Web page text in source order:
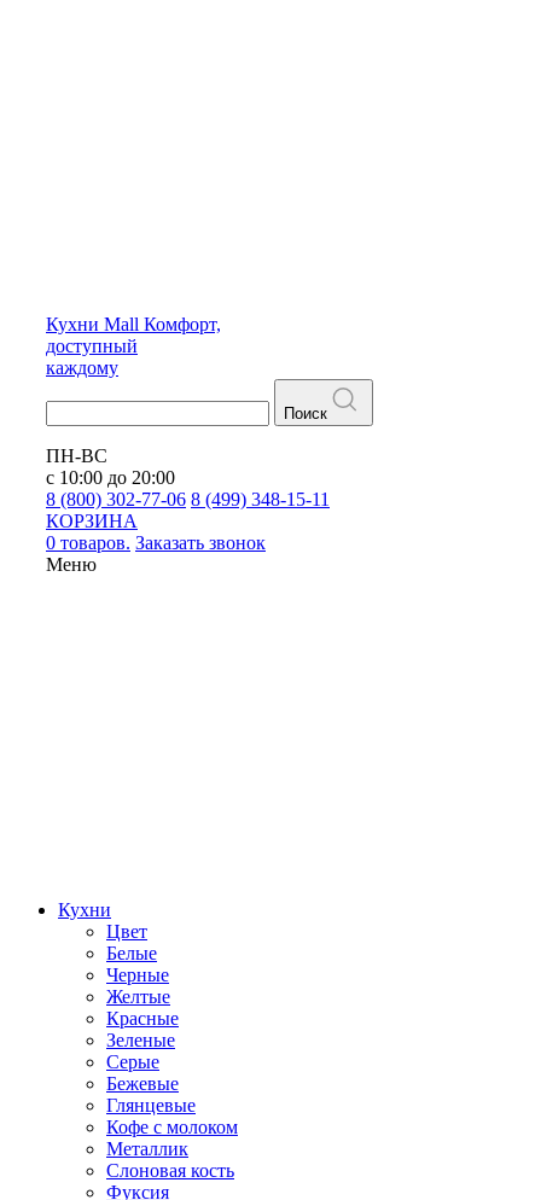
Кухни Mall Комфорт,
доступный
каждому
Поиск
ПН-ВС
с 10:00 до 20:00
8 (800) 302-77-06 8 (499) 348-15-11
КОРЗИНА
0 товаров. Заказать звонок
Меню
Кухни
Цвет
Белые
Черные
Желтые
Красные
Зеленые
Серые
Бежевые
Глянцевые
Кофе с молоком
Металлик
Слоновая кость
Фуксия